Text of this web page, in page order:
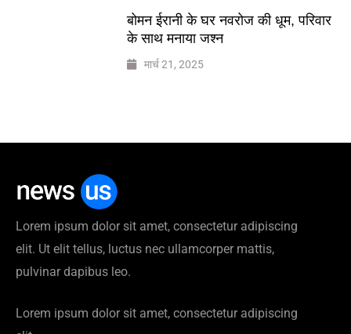
बोमन ईरानी के घर नवरोज की धूम, परिवार
के साथ मनाया जश्न
मार्च 21, 2025
Lorem ipsum dolor sit amet, consectetur adipiscing
elit. Ut elit tellus, luctus nec ullamcorper mattis,
pulvinar dapibus leo.
Lorem ipsum dolor sit amet, consectetur adipiscing